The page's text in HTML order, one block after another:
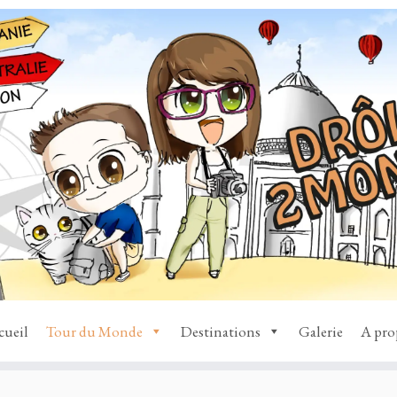
Tour du Monde Destinations Galerie A